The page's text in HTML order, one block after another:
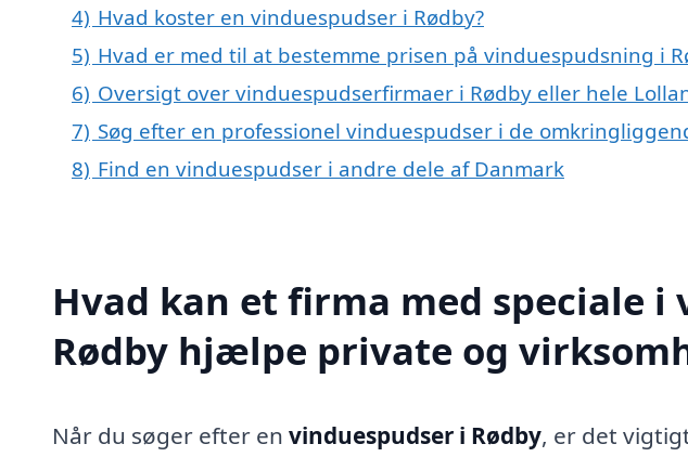
4) Hvad koster en vinduespudser i Rødby?
5) Hvad er med til at bestemme prisen på vinduespudsning i
6) Oversigt over vinduespudserfirmaer i Rødby eller hele
7) Søg efter en professionel vinduespudser i de
8) Find en vinduespudser i andre dele af Danmark
Hvad kan et firma med speciale i
Rødby hjælpe private og
Når du søger efter en vinduespudser i Rødby, er det